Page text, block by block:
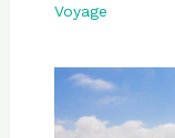
Voyage